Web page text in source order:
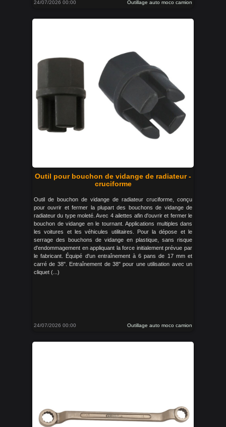
24/07/2026 00:00 Outillage auto moco camion
Outil pour bouchon de vidange de radiateur -
cruciforme
Outil de bouchon de vidange de radiateur cruciforme, conçu
pour ouvrir et fermer la plupart des bouchons de vidange de
radiateur du type moleté. Avec 4 ailettes afin d'ouvrir et fermer le
bouchon de vidange en le tournant. Applications multiples dans
les voitures et les véhicules utilitaires. Pour la dépose et le
serrage des bouchons de vidange en plastique, sans risque
d'endommagement en appliquant la force initialement prévue par
le fabricant. Équipé d'un entraînement à 6 pans de 17 mm et
carré de 38". Entraînement de 38" pour une utilisation avec un
cliquet (...)
24/07/2026 00:00 Outillage auto moco camion